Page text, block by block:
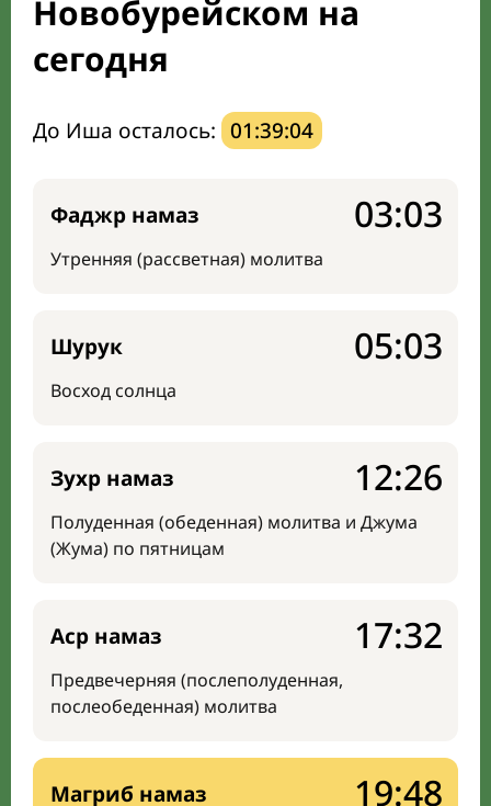
Новобурейском на
сегодня
До Иша осталось: 01:39:03
Фаджр намаз
Утренняя (рассветная) молитва
03:03
Шурук
Восход солнца
05:03
Зухр намаз
Полуденная (обеденная) молитва и Джума
(Жума) по пятницам
12:26
Аср намаз
Предвечерняя (послеполуденная,
послеобеденная) молитва
17:32
Магриб намаз 19:48